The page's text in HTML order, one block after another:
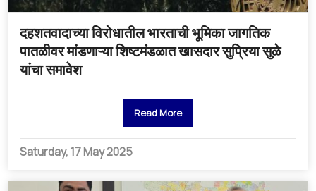
दहशतवादाच्या विरोधातील भारताची भूमिका जागतिक
पातळीवर मांडणाऱ्या शिष्टमंडळात खासदार सुप्रिया सुळे
यांचा समावेश
Read More
Saturday, 17 May 2025